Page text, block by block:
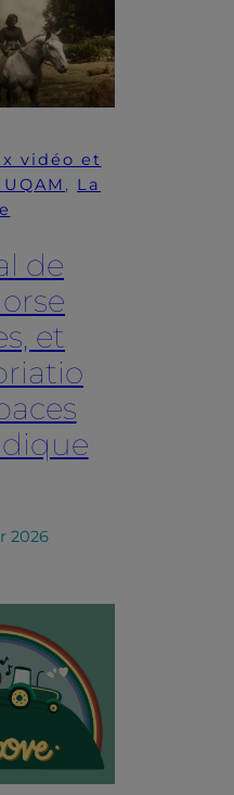
vidéo et
, La
de
et
2026